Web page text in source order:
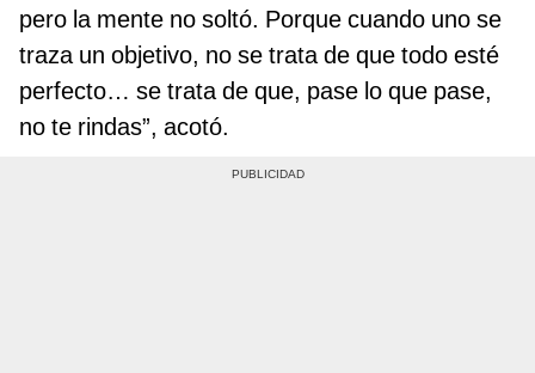
pero la mente no soltó. Porque cuando uno se
traza un objetivo, no se trata de que todo esté
perfecto… se trata de que, pase lo que pase,
no te rindas”, acotó.